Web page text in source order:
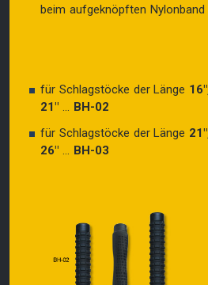
beim aufgeknöpften Nylonband
für Schlagstöcke der Länge
21″
BH-02
für Schlagstöcke der Länge
26″
BH-03